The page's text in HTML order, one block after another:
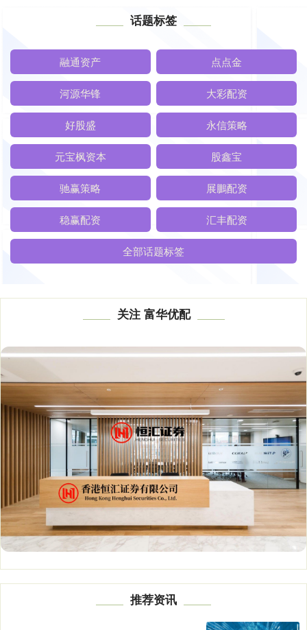
话题标签
融通资产 点点金
河源华锋 大彩配资
好股盛 永信策略
元宝枫资本 股鑫宝
驰赢策略 展鵬配资
稳赢配资 汇丰配资
全部话题标签
关注 富华优配
推荐资讯